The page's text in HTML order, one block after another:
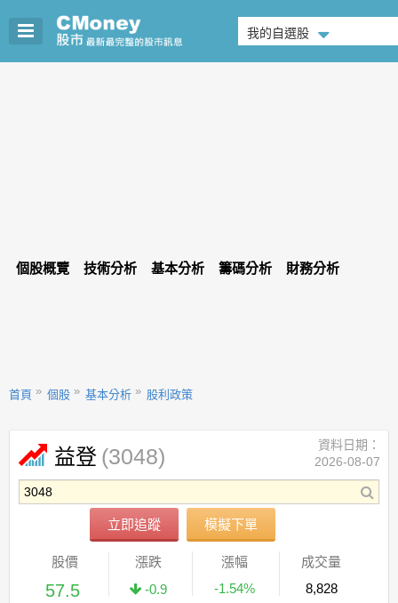
我的自選股
個股概覽 技術分析 基本分析 籌碼分析 財務分析
首頁 個股 基本分析 股利政策
益登 (3048)
立即追蹤 模擬下單
資料日期：
2026-08-07
股價
57.5
漲跌
-0.9
漲幅
-1.54%
成交量
8,828